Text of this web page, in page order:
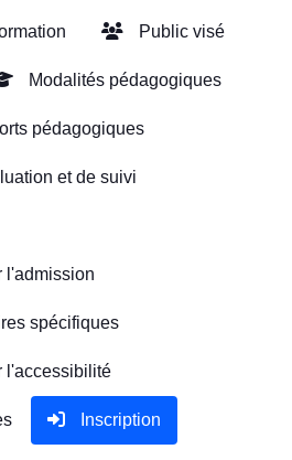
Public visé
Modalités pédagogiques
pédagogiques
et de suivi
l'admission
spécifiques
l'accessibilité
Inscription